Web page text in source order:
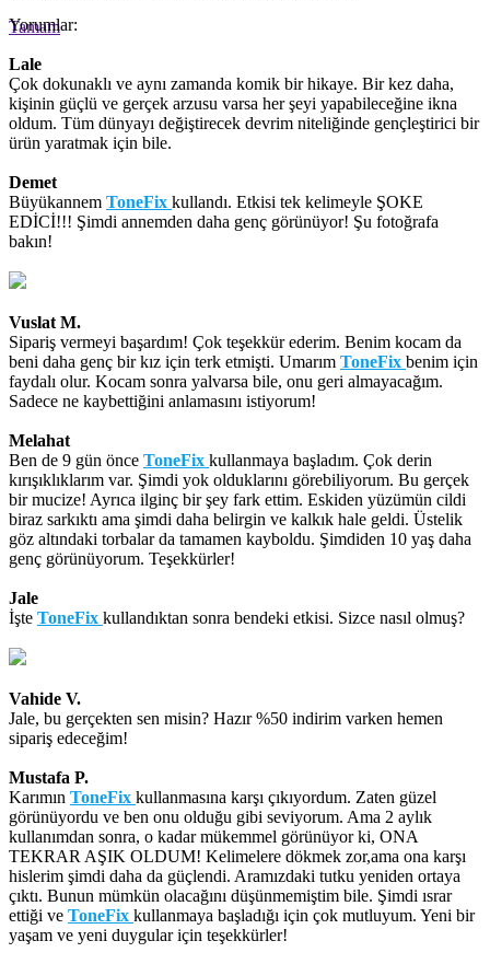
Tamam
Yorumlar:
Lale
Çok dokunaklı ve aynı zamanda komik bir hikaye. Bir kez daha,
kişinin güçlü ve gerçek arzusu varsa her şeyi yapabileceğine ikna
oldum. Tüm dünyayı değiştirecek devrim niteliğinde gençleştirici bir
ürün yaratmak için bile.
Demet
Büyükannem ToneFix kullandı. Etkisi tek kelimeyle ŞOKE
EDİCİ!!! Şimdi annemden daha genç görünüyor! Şu fotoğrafa
bakın!
Vuslat M.
Sipariş vermeyi başardım! Çok teşekkür ederim. Benim kocam da
beni daha genç bir kız için terk etmişti. Umarım ToneFix benim için
faydalı olur. Kocam sonra yalvarsa bile, onu geri almayacağım.
Sadece ne kaybettiğini anlamasını istiyorum!
Melahat
Ben de 9 gün önce ToneFix kullanmaya başladım. Çok derin
kırışıklıklarım var. Şimdi yok olduklarını görebiliyorum. Bu gerçek
bir mucize! Ayrıca ilginç bir şey fark ettim. Eskiden yüzümün cildi
biraz sarkıktı ama şimdi daha belirgin ve kalkık hale geldi. Üstelik
göz altındaki torbalar da tamamen kayboldu. Şimdiden 10 yaş daha
genç görünüyorum. Teşekkürler!
Jale
İşte ToneFix kullandıktan sonra bendeki etkisi. Sizce nasıl olmuş?
Vahide V.
Jale, bu gerçekten sen misin? Hazır%50 indirim varken hemen
sipariş edeceğim!
Mustafa P.
Karımın ToneFix kullanmasına karşı çıkıyordum. Zaten güzel
görünüyordu ve ben onu olduğu gibi seviyorum. Ama 2 aylık
kullanımdan sonra, o kadar mükemmel görünüyor ki, ONA
TEKRAR AŞIK OLDUM! Kelimelere dökmek zor,ama ona karşı
hislerim şimdi daha da güçlendi. Aramızdaki tutku yeniden ortaya
çıktı. Bunun mümkün olacağını düşünmemiştim bile. Şimdi ısrar
ettiği ve ToneFix kullanmaya başladığı için çok mutluyum. Yeni bir
yaşam ve yeni duygular için teşekkürler!